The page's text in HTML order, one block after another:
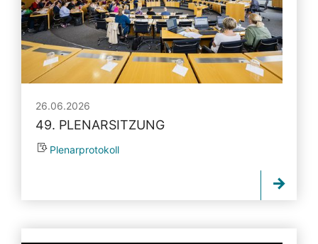
26.06.2026
49. PLENARSITZUNG
Plenarprotokoll